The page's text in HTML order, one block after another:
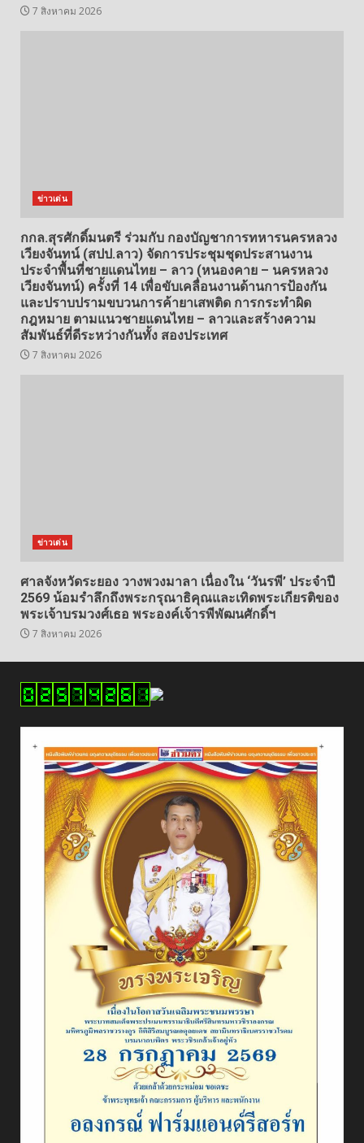
7 สิงหาคม 2026
ข่าวเด่น
กกล.สุรศักดิ์มนตรี ร่วมกับ กองบัญชาการทหารนครหลวง
เวียงจันทน์ (สปป.ลาว) จัดการประชุมชุดประสานงาน
ประจำพื้นที่ชายแดนไทย – ลาว (หนองคาย – นครหลวง
เวียงจันทน์) ครั้งที่ 14 เพื่อขับเคลื่อนงานด้านการป้องกัน
และปราบปรามขบวนการค้ายาเสพติด การกระทำผิด
กฎหมาย ตามแนวชายแดนไทย – ลาวและสร้างความ
สัมพันธ์ที่ดีระหว่างกันทั้ง สองประเทศ
7 สิงหาคม 2026
ข่าวเด่น
ศาลจังหวัดระยอง วางพวงมาลา เนื่องใน ‘วันรพี’ ประจำปี
2569 น้อมรำลึกถึงพระกรุณาธิคุณและเทิดพระเกียรติของ
พระเจ้าบรมวงศ์เธอ พระองค์เจ้ารพีพัฒนศักดิ์ฯ
7 สิงหาคม 2026